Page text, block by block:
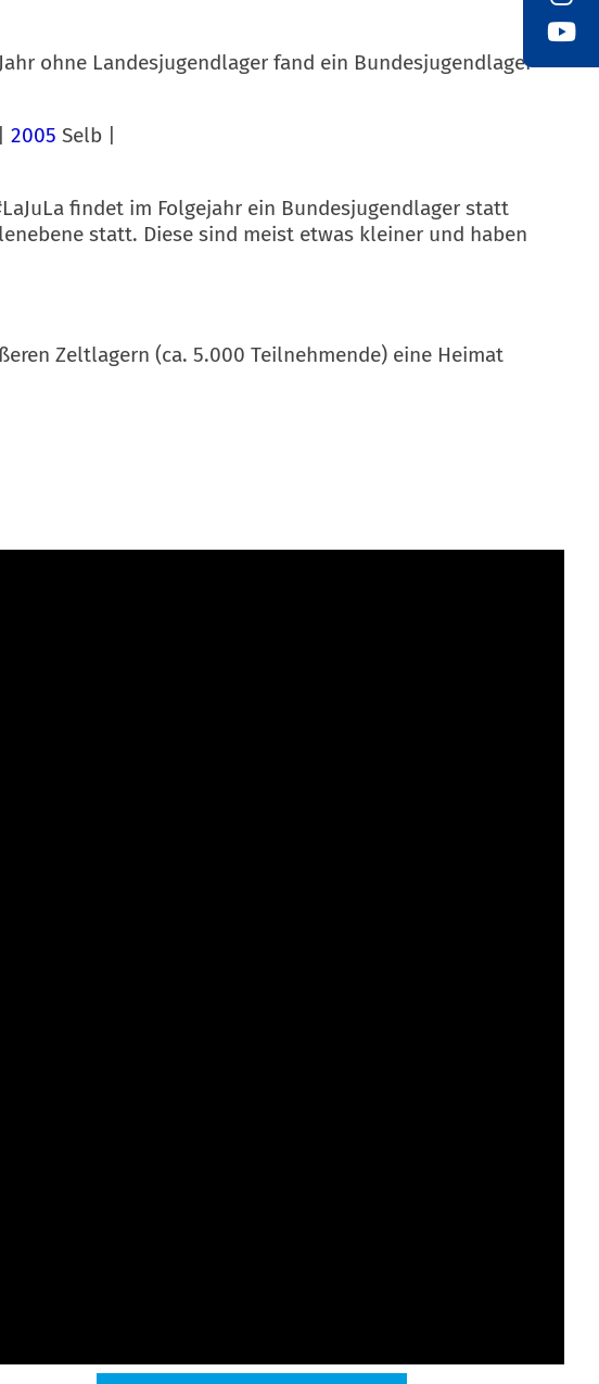
ohne Landesjugendlager fand ein Bundesjugendlager
2005 Selb |
findet im Folgejahr ein Bundesjugendlager statt
statt. Diese sind meist etwas kleiner und haben
Zeltlagern (ca. 5.000 Teilnehmende) eine Heimat